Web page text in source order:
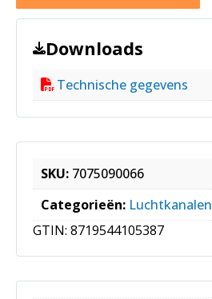
Downloads
Technische gegevens
SKU: 7075090066
Categorieën: Luchtkanalen
GTIN: 8719544105387